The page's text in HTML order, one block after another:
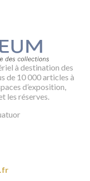
à destination des
de 10 000 articles à
d’exposition,
les réserves.